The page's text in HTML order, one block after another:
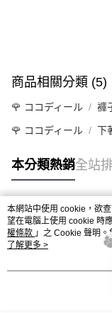
商品相關分類 (5)
🌹 ココディール 褲
🌹 ココディール 下
本分類熱銷全站
熱門標籤
本網站中使用 cookie，欲
望在電腦上使用 cookie 時
權條款 」之 Cookie 聲明
用條款之 Cookie 聲明使用
了解更多 >